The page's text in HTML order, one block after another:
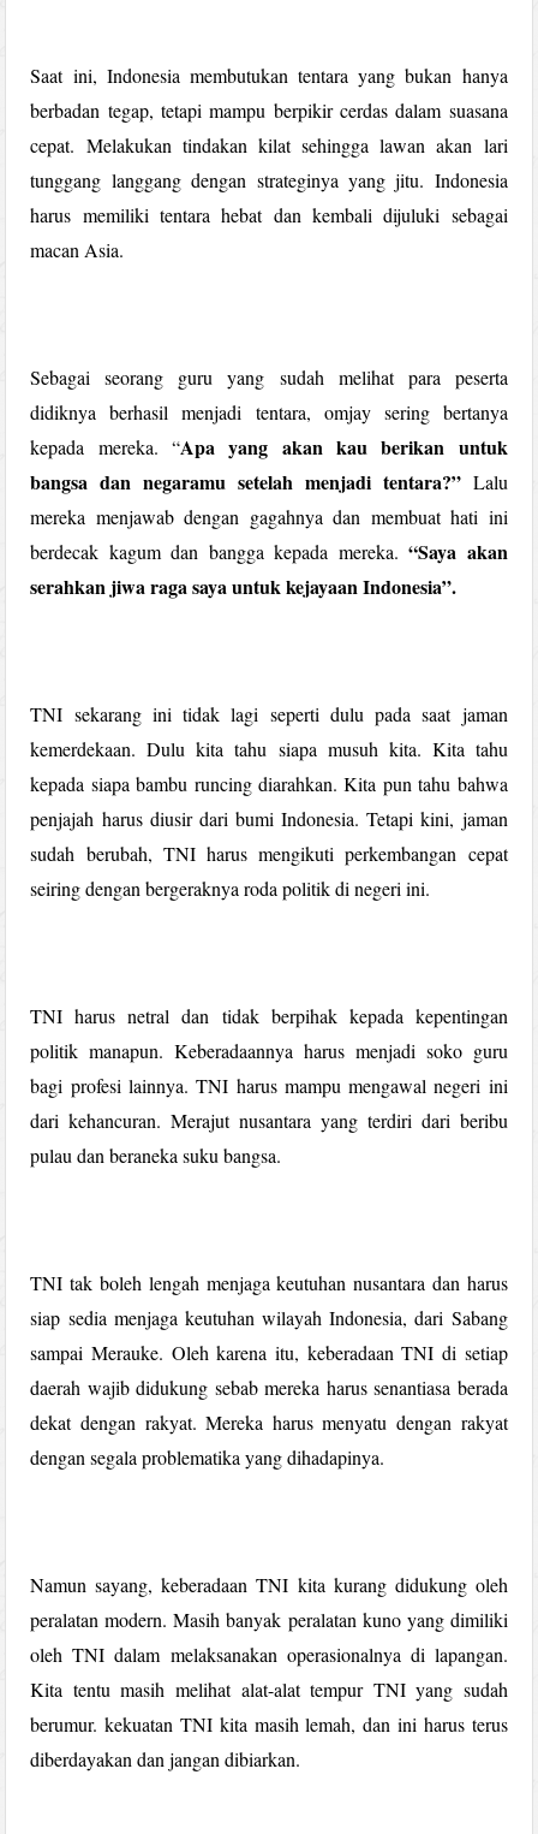
Saat ini, Indonesia membutukan tentara yang bukan hanya
berbadan tegap, tetapi mampu berpikir cerdas dalam suasana
cepat. Melakukan tindakan kilat sehingga lawan akan lari
tunggang langgang dengan strateginya yang jitu. Indonesia
harus memiliki tentara hebat dan kembali dijuluki sebagai
macan Asia.
Sebagai seorang guru yang sudah melihat para peserta
didiknya berhasil menjadi tentara, omjay sering bertanya
kepada mereka. “Apa yang akan kau berikan untuk
bangsa dan negaramu setelah menjadi tentara?”Lalu
mereka menjawab dengan gagahnya dan membuat hati ini
berdecak kagum dan bangga kepada mereka.“Saya akan
serahkan jiwa raga saya untuk kejayaan Indonesia”.
TNI sekarang ini tidak lagi seperti dulu pada saat jaman
kemerdekaan. Dulu kita tahu siapa musuh kita. Kita tahu
kepada siapa bambu runcing diarahkan. Kita pun tahu bahwa
penjajah harus diusir dari bumi Indonesia. Tetapi kini, jaman
sudah berubah, TNI harus mengikuti perkembangan cepat
seiring dengan bergeraknya roda politik di negeri ini.
TNI harus netral dan tidak berpihak kepada kepentingan
politik manapun. Keberadaannya harus menjadi soko guru
bagi profesi lainnya. TNI harus mampu mengawal negeri ini
dari kehancuran. Merajut nusantara yang terdiri dari beribu
pulau dan beraneka suku bangsa.
TNI tak boleh lengah menjaga keutuhan nusantara dan harus
siap sedia menjaga keutuhan wilayah Indonesia, dari Sabang
sampai Merauke. Oleh karena itu, keberadaan TNI di setiap
daerah wajib didukung sebab mereka harus senantiasa berada
dekat dengan rakyat. Mereka harus menyatu dengan rakyat
dengan segala problematika yang dihadapinya.
Namun sayang, keberadaan TNI kita kurang didukung oleh
peralatan modern. Masih banyak peralatan kuno yang dimiliki
oleh TNI dalam melaksanakan operasionalnya di lapangan.
Kita tentu masih melihat alat-alat tempur TNI yang sudah
berumur. kekuatan TNI kita masih lemah, dan ini harus terus
diberdayakan dan jangan dibiarkan.